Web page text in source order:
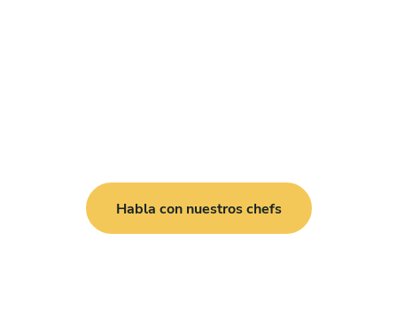
Habla con nuestros chefs